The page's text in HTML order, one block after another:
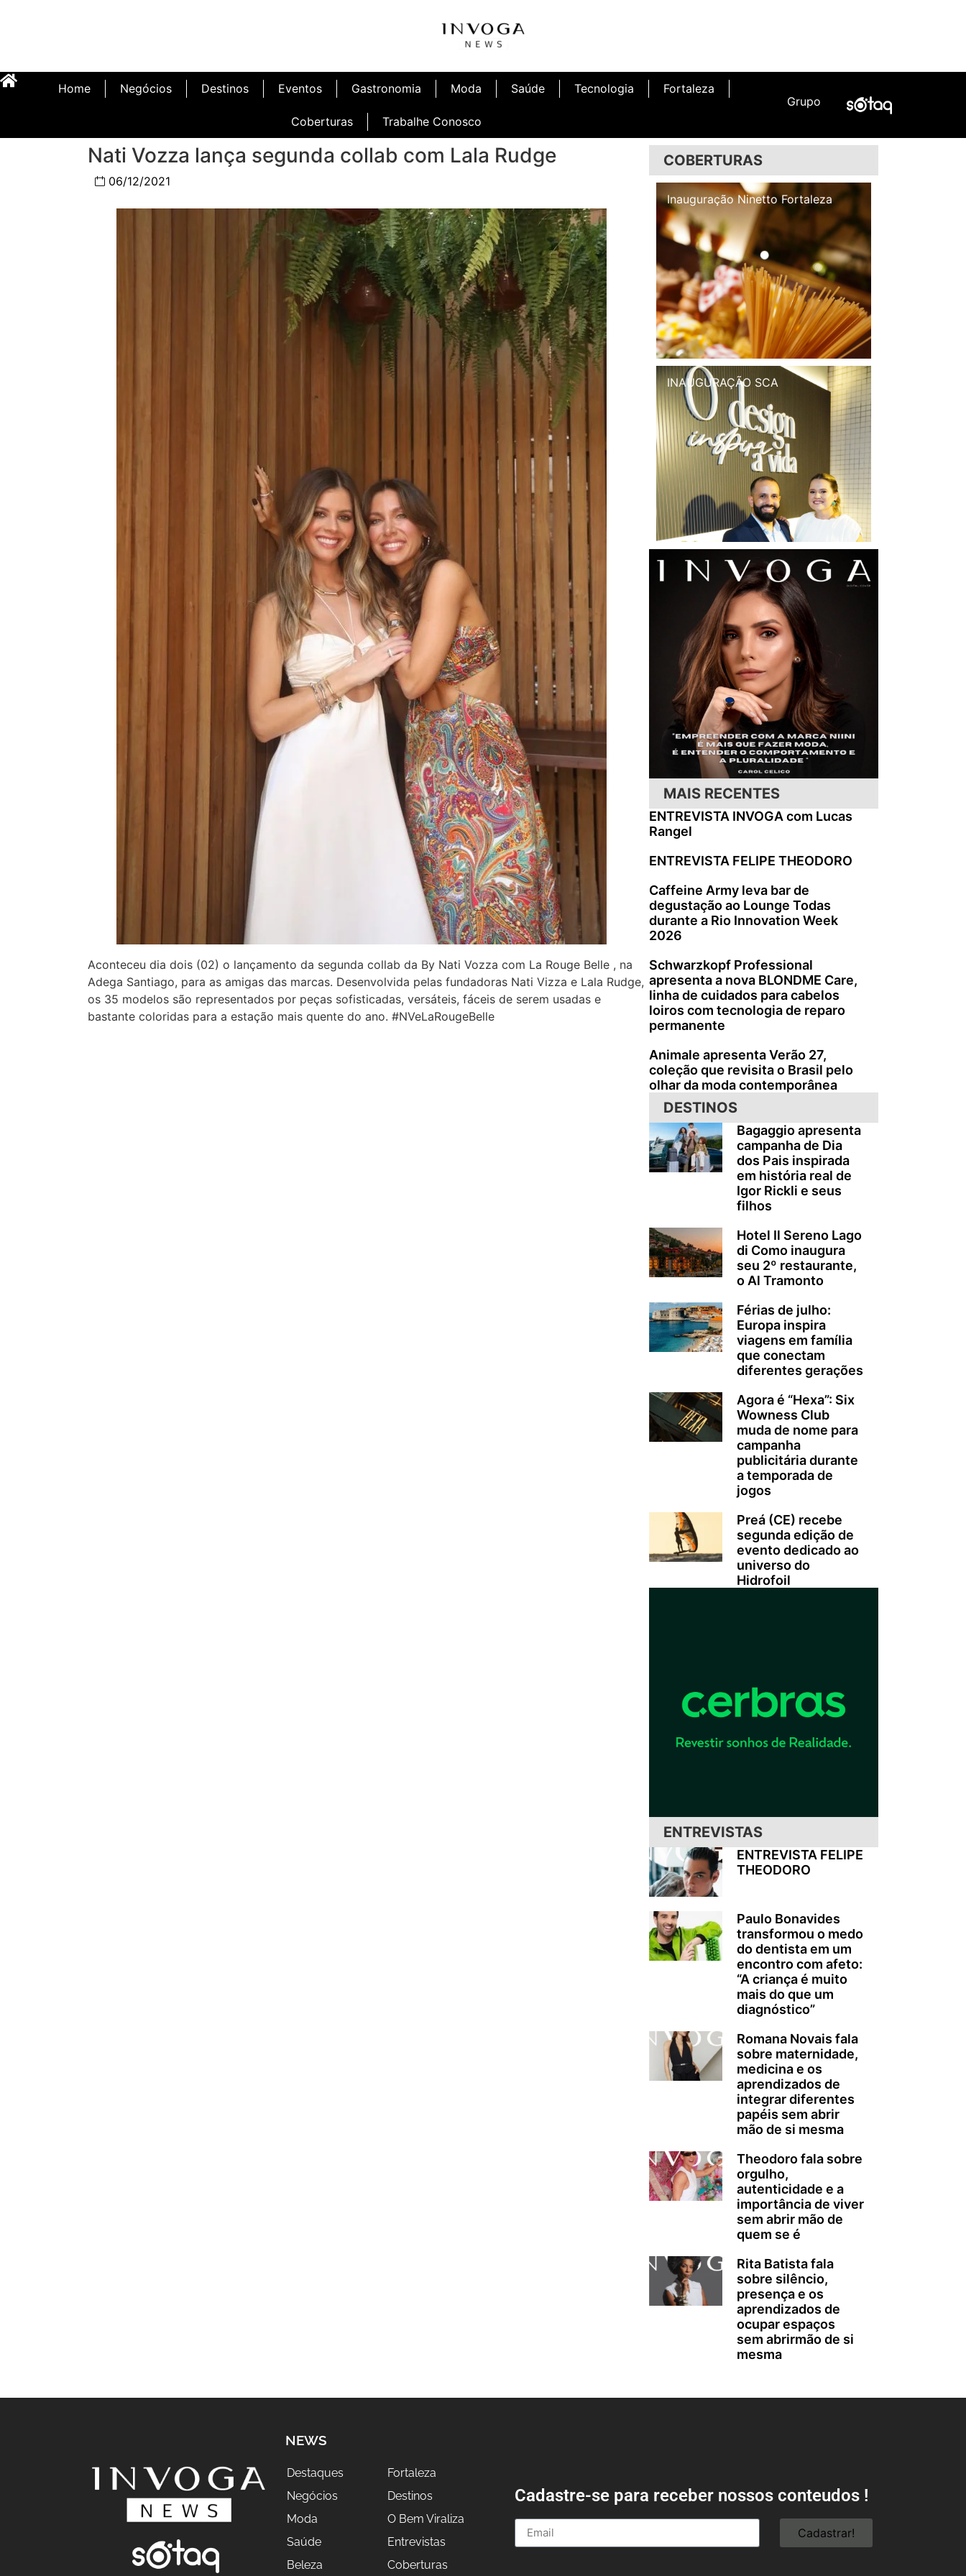
Home Negócios Destinos Eventos Gastronomia Moda Saúde Tecnologia Fortaleza
Coberturas Trabalhe Conosco
Grupo
Nati Vozza lança segunda collab com Lala Rudge
06/12/2021
Aconteceu dia dois (02) o lançamento da segunda collab da By Nati Vozza com La Rouge Belle , na
Adega Santiago, para as amigas das marcas. Desenvolvida pelas fundadoras Nati Vizza e Lala Rudge,
os 35 modelos são representados por peças sofisticadas, versáteis, fáceis de serem usadas e
bastante coloridas para a estação mais quente do ano. #NVeLaRougeBelle
COBERTURAS
Inauguração Illa Café
INAUGURAÇÃO SCA
MAIS RECENTES
ENTREVISTA INVOGA com Lucas
Rangel
ENTREVISTA FELIPE THEODORO
Caffeine Army leva bar de
degustação ao Lounge Todas
durante a Rio Innovation Week
2026
Schwarzkopf Professional
apresenta a nova BLONDME Care,
linha de cuidados para cabelos
loiros com tecnologia de reparo
permanente
Animale apresenta Verão 27,
coleção que revisita o Brasil pelo
olhar da moda contemporânea
DESTINOS
Bagaggio apresenta
campanha de Dia
dos Pais inspirada
em história real de
Igor Rickli e seus
filhos
Hotel Il Sereno Lago
di Como inaugura
seu 2º restaurante,
o Al Tramonto
Férias de julho:
Europa inspira
viagens em família
que conectam
diferentes gerações
Agora é “Hexa”: Six
Wowness Club
muda de nome para
campanha
publicitária durante
a temporada de
jogos
Preá (CE) recebe
segunda edição de
evento dedicado ao
universo do
Hidrofoil
ENTREVISTAS
ENTREVISTA FELIPE
THEODORO
Paulo Bonavides
transformou o medo
do dentista em um
encontro com afeto:
“A criança é muito
mais do que um
diagnóstico”
Romana Novais fala
sobre maternidade,
medicina e os
aprendizados de
integrar diferentes
papéis sem abrir
mão de si mesma
Theodoro fala sobre
orgulho,
autenticidade e a
importância de viver
sem abrir mão de
quem se é
Rita Batista fala
sobre silêncio,
presença e os
aprendizados de
ocupar espaços
sem abrirmão de si
mesma
NEWS
Destaques
Negócios
Moda
Saúde
Beleza
Fortaleza
Destinos
O Bem Viraliza
Entrevistas
Coberturas
Cadastre-se para receber nossos conteudos !
Cadastrar!